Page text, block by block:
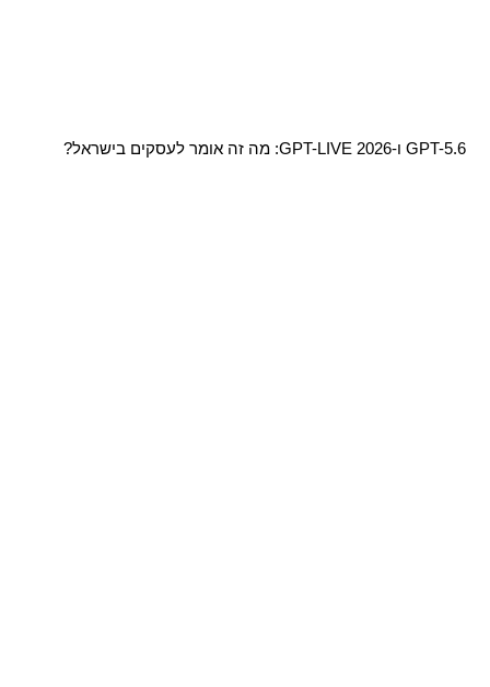
GPT-5.6 ו-GPT-LIVE 2026: מה זה אומר לעסקים בישראל?